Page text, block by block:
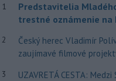
1
Predstavitelia
trestné oznámenie na
2
Český herec Vladimír
zaujímavé filmové
3
UZAVRETÁ CESTA: